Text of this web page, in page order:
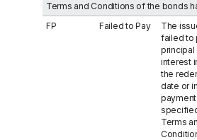
Terms and Conditions of the bonds
FP
Failed to Pay
The
failed to
principal
interest
the
date or
Terms